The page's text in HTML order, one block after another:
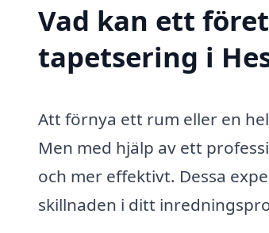
Vad kan ett
tapetsering i
Att förnya ett rum eller en
Men med hjälp av ett
och mer effektivt. Dessa
skillnaden i ditt